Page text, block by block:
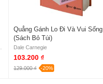
Quẳng Gánh Lo Đi Và Vui Sống
(Sách Bỏ Túi)
Dale Carnegie
103.200 ₫
129.000 ₫ -20%